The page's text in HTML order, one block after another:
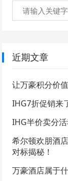
近期文章
让万豪积分价
IHG7折促销来
IHG半价卖分
希尔顿欢朋酒
对标揭秘！
万豪酒店属于